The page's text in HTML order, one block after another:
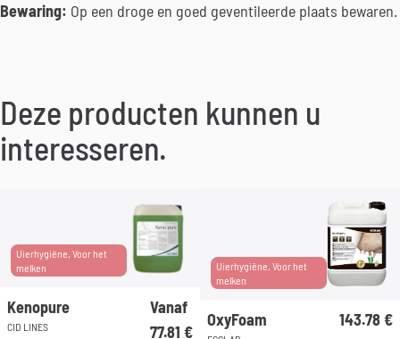
Bewaring: Op een droge en goed geventileerde plaats bewaren.
Deze producten kunnen u
interesseren.
Uierhygiëne, Voor het
melken
Kenopure
CID LINES
Vanaf
77.81 €
Uierhygiëne, Voor het
melken
OxyFoam 143.78€